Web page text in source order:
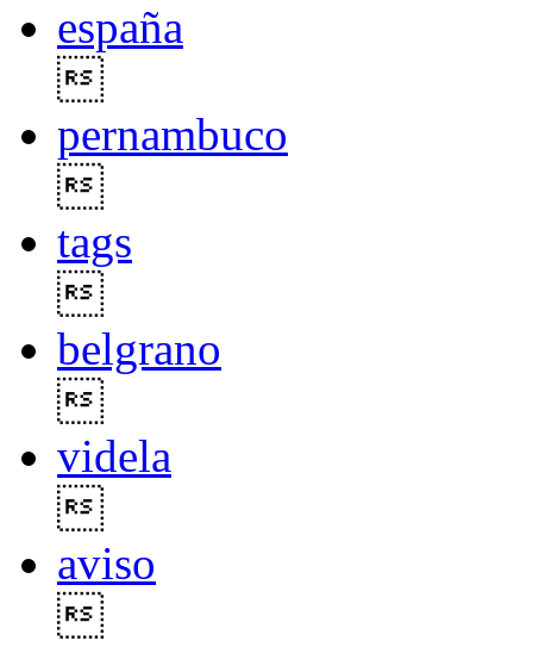
españa
pernambuco
tags
belgrano
videla
aviso